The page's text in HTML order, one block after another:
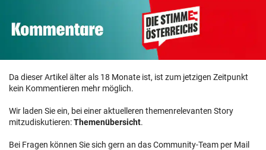
Da dieser Artikel älter als 18 Monate ist, ist zum jetzigen Zeitpunkt
kein Kommentieren mehr möglich.
Wir laden Sie ein, bei einer aktuelleren themenrelevanten Story
mitzudiskutieren:Themenübersicht.
Bei Fragen können Sie sich gern an das Community-Team per Mail